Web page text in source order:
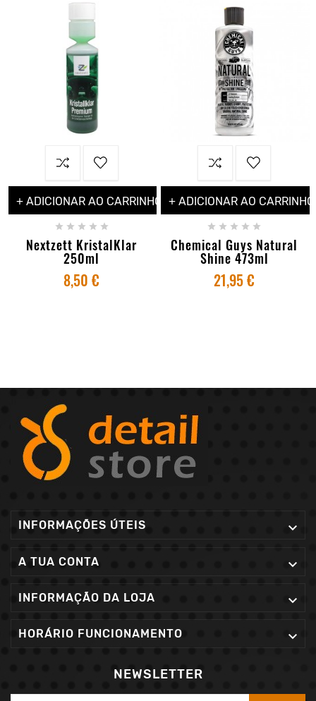
+ ADICIONAR AO CARRINHO
    
Nextzett KristalKlar
250ml
8,50 €
+ ADICIONAR AO CARRINHO
    
Chemical Guys Natural
Shine 473ml
21,95 €
INFORMAÇÕES ÚTEIS 
A TUA CONTA 
INFORMAÇÃO DA LOJA 
HORÁRIO FUNCIONAMENTO 
NEWSLETTER